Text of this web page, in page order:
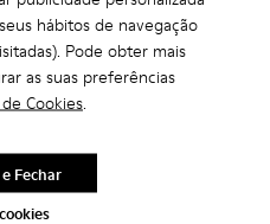
hábitos de navegação
Pode obter mais
as suas preferências
Cookies.
Fechar de pele castanhas Para
056
- K201253-049
Casi Myra - K201253-046
Casi Myra - K201253-
Camper x ISSEY MIYAKE -
Camper x ISSEY
Camper x ISSEY MIYAKE - Anna